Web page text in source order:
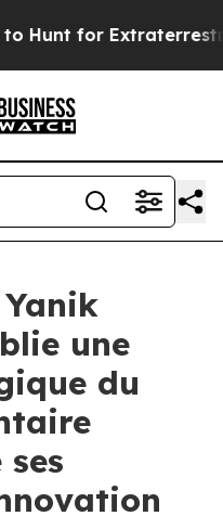
for Extraterrestrials
Yanik
une
du